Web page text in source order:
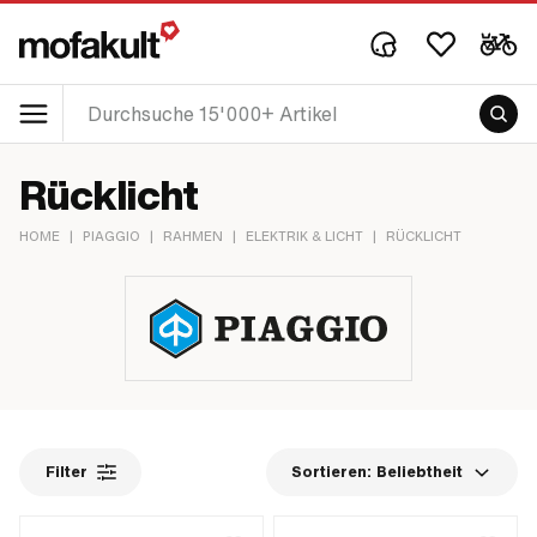
Rücklicht
HOME | PIAGGIO | RAHMEN | ELEKTRIK & LICHT | RÜCKLICHT
Filter Sortieren: Beliebtheit